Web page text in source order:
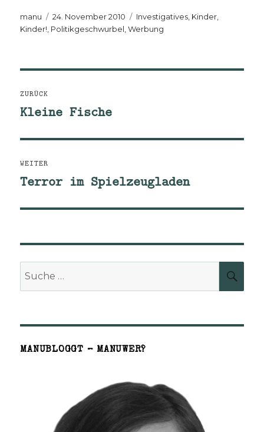
Autor
manu
Veröffentlicht
am
24. November 2010 Kategorien
Investigatives Kinder,
Kinder! Politikgeschwurbel ,Werbung
ZURÜCK
Vorheriger
Kleine Fische
WEITER
Nächster
Terror im Spielzeugladen
MANUBLOGGT – MANUWER?